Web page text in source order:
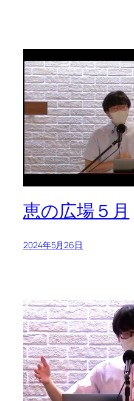
恵の広場５月
2024年5月26日